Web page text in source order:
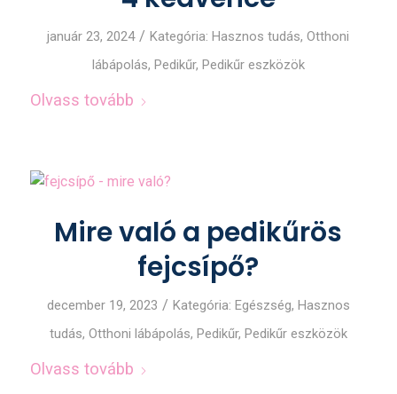
január 23, 2024 / Kategória:Hasznos tudás,Otthoni
lábápolás, Pedikűr, Pedikűr eszközök
Olvass tovább
Mire való a pedikűrös
fejcsípő?
december 19, 2023 / Kategória: Egészség, Hasznos
tudás, Otthoni lábápolás, Pedikűr, Pedikűr eszközök
Olvass tovább